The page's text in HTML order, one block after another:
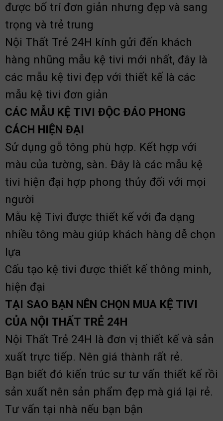
được bố trí đơn giản nhưng đẹp và sang
trọng và trẻ trung
Nội Thất Trẻ 24H kính gửi đến khách
hàng nhũng mẫu kệ tivi mới nhất, đây là
các mẫu kệ tivi đẹp với thiết kế là các
mẫu kệ tivi đơn giản
CÁC MẪU KỆ TIVI ĐỘC ĐÁO PHONG
CÁCH HIỆN ĐẠI
Sử dụng gỗ tông phù hợp. Kết hợp với
màu của tường, sàn. Đây là các mẫu kệ
tivi hiện đại hợp phong thủy đối với mọi
người
Mẫu kệ Tivi được thiết kế với đa dạng
nhiều tông màu giúp khách hàng dễ chọn
lựa
Cấu tạo kệ tivi được thiết kế thông minh,
hiện đại
TẠI SAO BẠN NÊN CHỌN MUA KỆ TIVI
CỦA NỘI THẤT TRẺ 24H
Nội Thất Trẻ 24H là đơn vị thiết kế và sản
xuất trực tiếp. Nên giá thành rất rẻ.
Bạn biết đó kiến trúc sư tư vấn thiết kế rồi
sản xuất nên sản phẩm đẹp mà giá lại rẻ.
Tư vấn tại nhà nếu bạn bận